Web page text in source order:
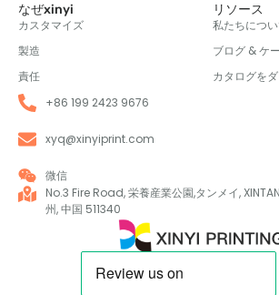
なぜxinyi
カスタマイズ
製造
責任
リソース
私たちにつ
ブログ & ケ
カタログを
+86 199 2423 9676
xyq@xinyiprint.com
微信
No.3 Fire Road, 栄養産業公園,タンメイ,
州, 中国 511340